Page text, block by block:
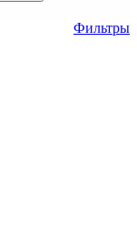
Фильтры